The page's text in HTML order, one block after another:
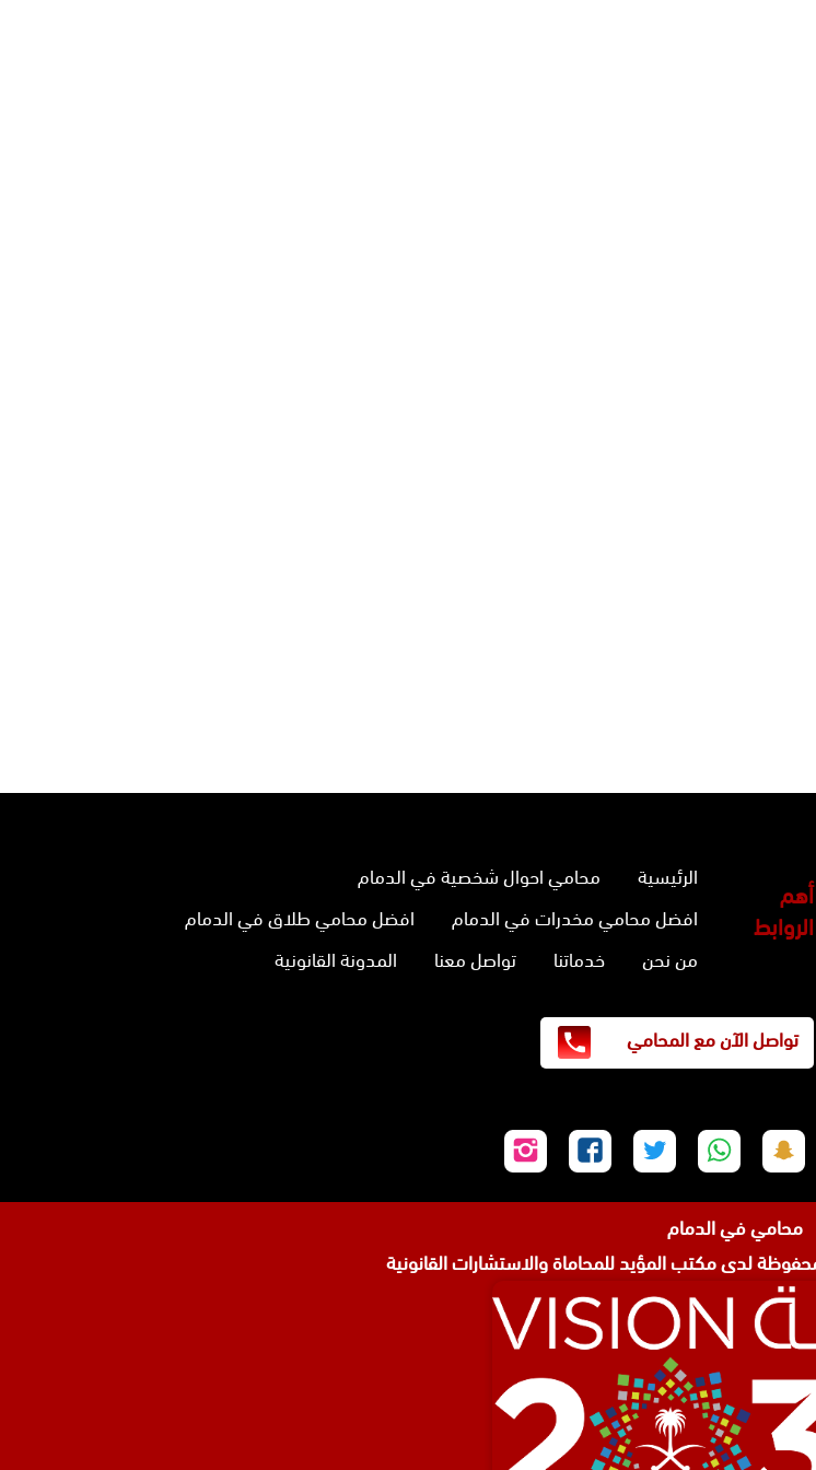
أهم
الروابط
الرئيسية
محامي احوال شخصية في الدمام
افضل محامي مخدرات في الدمام
افضل محامي طلاق في الدمام
من نحن
خدماتنا تواصل معنا المدونة القانونية
تواصل الآن مع المحامي
على
سناب
شات
على
واتساب
على
تويتر
على
فيسبوك
على
إنستجرام
محامي في الدمام
مكتب المؤيد للمحاماة والاستشارات القانونية